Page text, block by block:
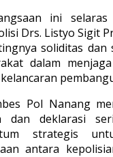
ini
Drs. Listyo Sigit
soliditas dan
dalam
Pol Nanang
dan deklarasi
strategis
antara